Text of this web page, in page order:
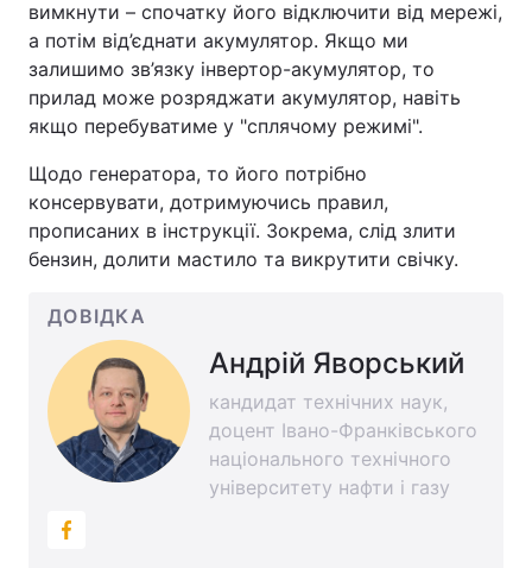
вимкнути – спочатку його відключити від мережі,
а потім від’єднати акумулятор. Якщо ми
залишимо зв’язку інвертор-акумулятор, то
прилад може розряджати акумулятор, навіть
якщо перебуватиме у "сплячому режимі".
Щодо генератора, то його потрібно
консервувати, дотримуючись правил,
прописаних в інструкції. Зокрема, слід злити
бензин, долити мастило та викрутити свічку.
ДОВІДКА
Андрій Яворський
кандидат технічних наук,
доцент Івано-Франківського
національного технічного
університету нафти і газу